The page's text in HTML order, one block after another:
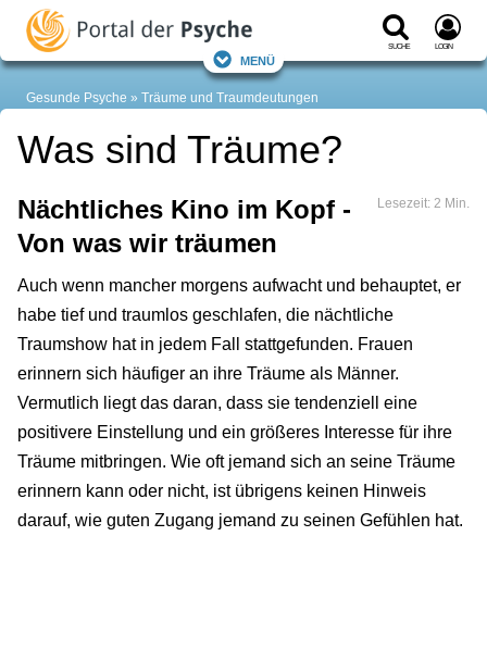
Suche Login
Menü
Gesunde Psyche Träume und Traumdeutungen
Was sind Träume?
Lesezeit: 2 Min.
Nächtliches Kino im Kopf -
Von was wir träumen
Auch wenn mancher morgens aufwacht und behauptet, er
habe tief und traumlos geschlafen, die nächtliche
Traumshow hat in jedem Fall stattgefunden. Frauen
erinnern sich häufiger an ihre Träume als Männer.
Vermutlich liegt das daran, dass sie tendenziell eine
positivere Einstellung und ein größeres Interesse für ihre
Träume mitbringen. Wie oft jemand sich an seine Träume
erinnern kann oder nicht, ist übrigens keinen Hinweis
darauf, wie guten Zugang jemand zu seinen Gefühlen hat.